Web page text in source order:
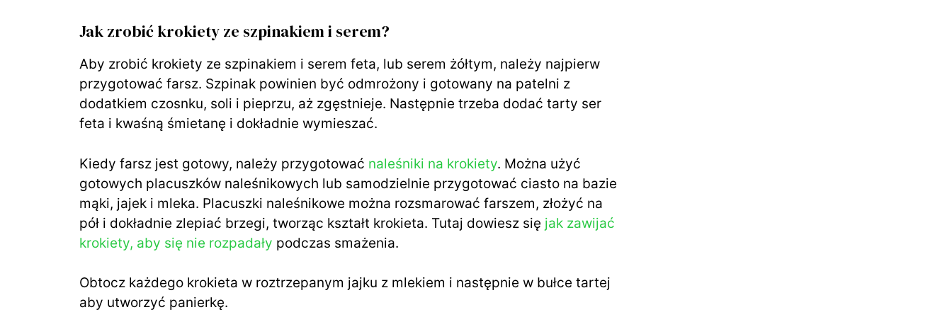
i
d
e
o
Jak zrobić krokiety ze szpinakiem i serem?
Aby zrobić krokiety ze szpinakiem i serem feta, lub serem żółtym, należy najpierw
przygotować farsz. Szpinak powinien być odmrożony i gotowany na patelni z
dodatkiem czosnku, soli i pieprzu, aż zgęstnieje. Następnie trzeba dodać tarty ser
feta i kwaśną śmietanę i dokładnie wymieszać.
Kiedy farsz jest gotowy, należy przygotować naleśniki na krokiety. Można użyć
gotowych placuszków naleśnikowych lub samodzielnie przygotować ciasto na bazie
mąki, jajek i mleka. Placuszki naleśnikowe można rozsmarować farszem, złożyć na
pół i dokładnie zlepiać brzegi, tworząc kształt krokieta. Tutaj dowiesz się jak zawijać
krokiety, aby się nie rozpadały podczas smażenia.
Obtocz każdego krokieta w roztrzepanym jajku z mlekiem i następnie w bułce tartej
aby utworzyć panierkę.